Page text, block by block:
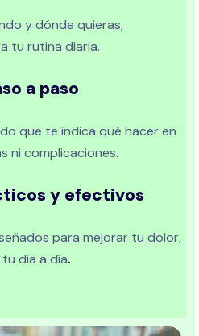
y dónde quieras,
tu rutina diaria.
a paso
que te indica qué hacer en
ni complicaciones.
y efectivos
para mejorar tu dolor,
día a día.